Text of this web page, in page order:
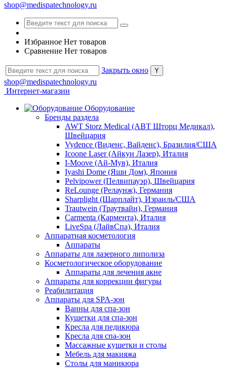
shop@medispatechnology.ru
Избранное Нет товаров
Сравнение Нет товаров
Закрыть окно
shop@medispatechnology.ru
Интернет-магазин
Оборудование
Бренды раздела
AWT Storz Medical (АВТ Шторц Медикал),
Швейцария
Vydence (Виденс, Вайденс), Бразилия/США
Icoone Laser (Айкун Лазер), Италия
I-Moove (Ай-Мув), Италия
Iyashi Dome (Яши Дом), Япония
Pelvipower (Пелвипауэр), Швейцария
ReLounge (Релаунж), Германия
Sharplight (Шарплайт), Израиль/США
Trautwein (Траутвайн), Германия
Carmenta (Кармента), Италия
LiveSpa (ЛайвСпа), Италия
Аппаратная косметология
Аппараты
Аппараты для лазерного липолиза
Косметологическое оборудование
Аппараты для лечения акне
Аппараты для коррекции фигуры
Реабилитация
Аппараты для SPA-зон
Ванны для спа-зон
Кушетки для спа-зон
Кресла для педикюра
Кресла для спа-зон
Массажные кушетки и столы
Мебель для макияжа
Столы для маникюра